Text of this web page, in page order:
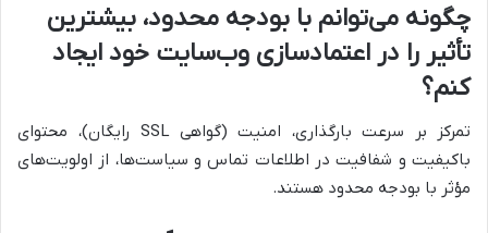
چگونه می‌توانم با بودجه محدود، بیشترین
تأثیر را در اعتمادسازی وب‌سایت خود ایجاد
کنم؟
تمرکز بر سرعت بارگذاری، امنیت (گواهی SSL رایگان)، محتوای
باکیفیت و شفافیت در اطلاعات تماس و سیاست‌ها، از اولویت‌های
مؤثر با بودجه محدود هستند.